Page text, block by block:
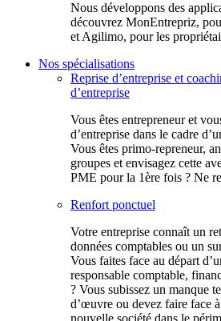
Nous développons des
découvrez MonEntrepriz,
et Agilimo, pour les
Nos spécialisations
Reprise d’entreprise et
d’entreprise
Vous êtes entrepreneur et
d’entreprise dans le cadre
Vous êtes primo-repreneur,
groupes et envisagez cette
PME pour la 1ère fois ? Ne
Renfort ponctuel
Votre entreprise connaît un
données comptables ou un
Vous faites face au départ
responsable comptable,
? Vous subissez un manque
d’œuvre ou devez faire face
nouvelle société dans le